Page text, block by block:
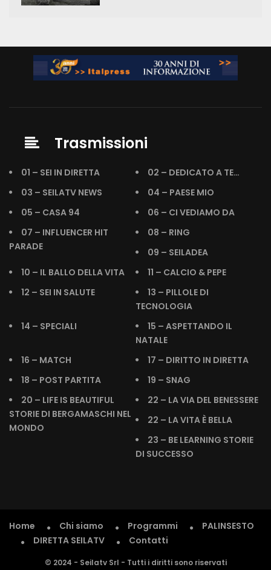
Trasmissioni
01 – SEI IN DIRETTA
02 – DEDICATO A TE…
03 – SEILATV NEWS
04 – PAESE MIO
05 – CASA 94
06 – CI VEDIAMO DA
07 – INFLUENCER HIT
PARADE
08 – RING
09 – SEILADEA
10 – IL BALLO DELLA VITA
11 – CALCIO & PEPE
12 – SEI IN SALUTE
13 – PILLOLE DI
TECNOLOGIA
14 – SPECIALI
15 – ASPETTANDO IL
NATALE
16 – MATCH
17 – DIRITTO IN DIRETTA
18 – POST PARTITA
19 – SNAG
20 – LIFE IS BEAUTIFUL
STORIE DI BERGAMASCHI NEL
MONDO
22 – LA VIA DEL BENESSERE
22 – LA VITA È BELLA
23 – BE LEARNING STORIE
DI SUCCESSO
Home Chi siamo Programmi
PALINSESTO
DIRETTA SEILATV
Contatti
© 2024 - Seilatv Srl - Tutti i diritti sono riservati